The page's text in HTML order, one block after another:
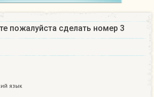
пожалуйста сделать номер 3
язык